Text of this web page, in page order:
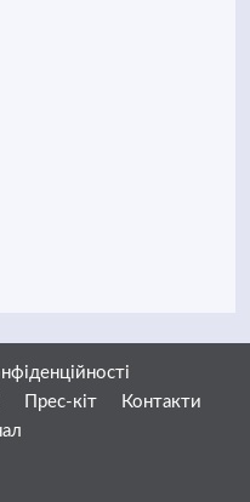
Прес-кіт
Контакти